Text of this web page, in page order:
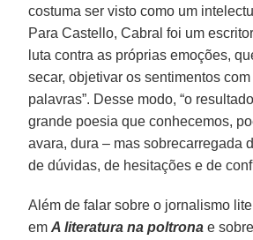
costuma ser visto como um
Para Castello, Cabral foi um
luta contra as próprias emoções,
secar, objetivar os sentimentos
palavras”. Desse modo, “o
grande poesia que conhecemos,
avara, dura – mas sobrecarregada
de dúvidas, de hesitações e de
Além de falar sobre o jornalismo
emA literatura na poltrona e